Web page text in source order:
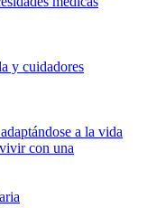
y cuidadores
a la vida
con una